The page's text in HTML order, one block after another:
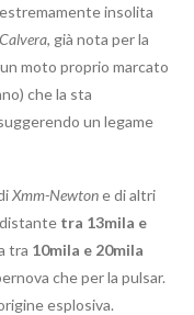
insolita
Calvera, già nota per la
moto proprio marcato
che la sta
un legame
Xmm-Newtone di altri
tra 13mila e
tra 10mila e 20mila
che per la pulsar.
esplosiva.